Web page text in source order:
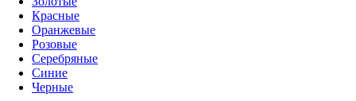
Красные
Оранжевые
Розовые
Серебряные
Синие
Черные